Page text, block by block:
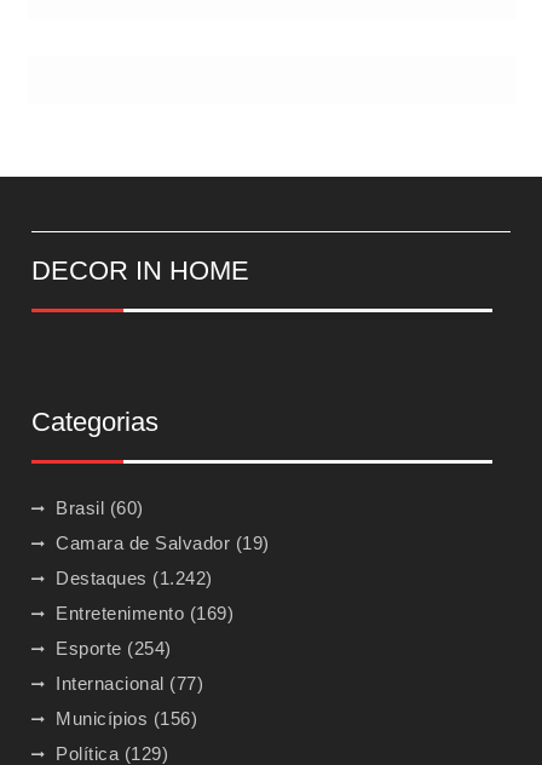
DECOR IN HOME
Categorias
Brasil (60)
Camara de Salvador (19)
Destaques (1.242)
Entretenimento (169)
Esporte (254)
Internacional (77)
Municípios (156)
Política (129)